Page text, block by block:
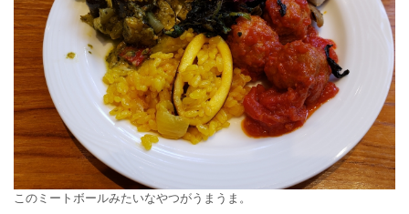
このミートボールみたいなやつがうまうま。